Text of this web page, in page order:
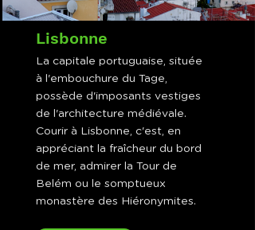
Lisbonne
La capitale portuguaise, située
à l'embouchure du Tage,
possède d'imposants vestiges
de l'architecture médiévale.
Courir à Lisbonne, c'est, en
appréciant la fraîcheur du bord
de mer, admirer la Tour de
Belém ou le somptueux
monastère des Hiéronymites.